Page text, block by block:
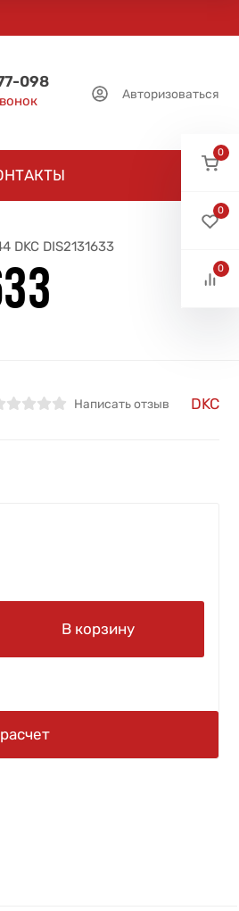
098
Авторизоваться
DKC DIS2131633
Написать отзыв DKC
В корзину
0
0
0